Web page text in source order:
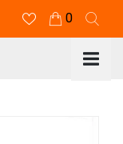
0